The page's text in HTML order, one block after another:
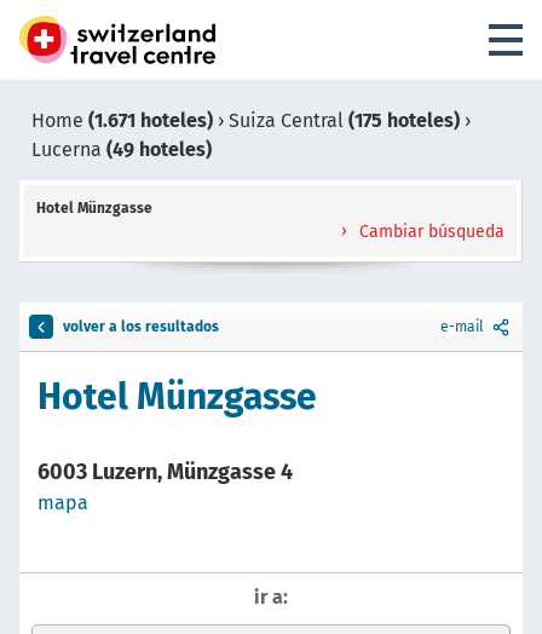
Home (1.671 hoteles) › Suiza Central (175 hoteles) ›
Lucerna (49 hoteles)
Hotel Münzgasse
Cambiar búsqueda
volver a los resultados e-mail
Hotel Münzgasse
6003 Luzern, Münzgasse 4
mapa
ir a: